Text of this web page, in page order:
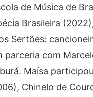
de Música de
Brasileira
Sertões:
parceria com
Maísa
Chinelo de